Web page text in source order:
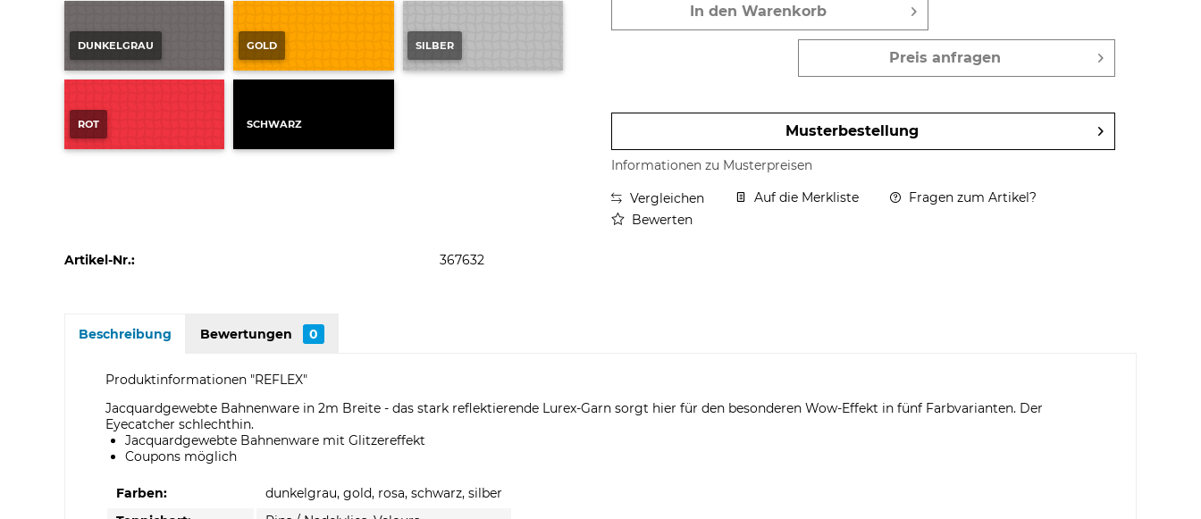
DUNKELGRAU GOLD SILBER
ROT SCHWARZ
In den Warenkorb
Preis anfragen
Musterbestellung
Informationen zu Musterpreisen
Vergleichen Auf die Merkliste
Fragen zum Artikel?
Bewerten
Artikel-Nr.: 367632
Beschreibung Bewertungen 0
Produktinformationen "REFLEX"
Jacquardgewebte Bahnenware in 2m Breite - das stark reflektierende Lurex-Garn sorgt hier für den besonderen Wow-Effekt in fünf Farbvarianten. Der
Eyecatcher schlechthin.
Jacquardgewebte Bahnenware mit Glitzereffekt
Coupons möglich
Farben:
dunkelgrau, gold, rosa, schwarz, silber